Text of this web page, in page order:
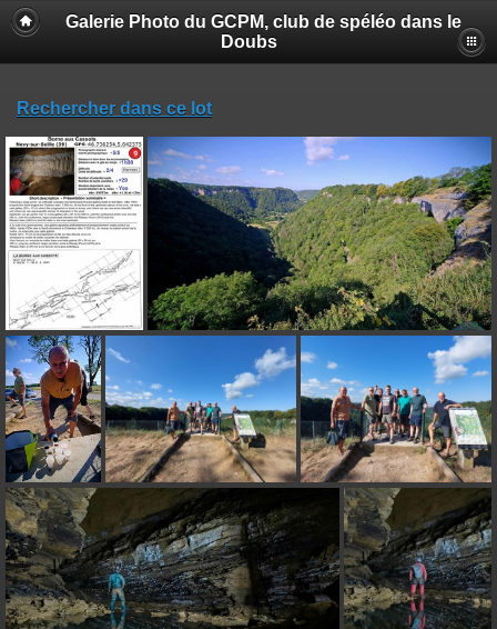
Galerie Photo du GCPM, club de spéléo dans le
Doubs
Rechercher dans ce lot